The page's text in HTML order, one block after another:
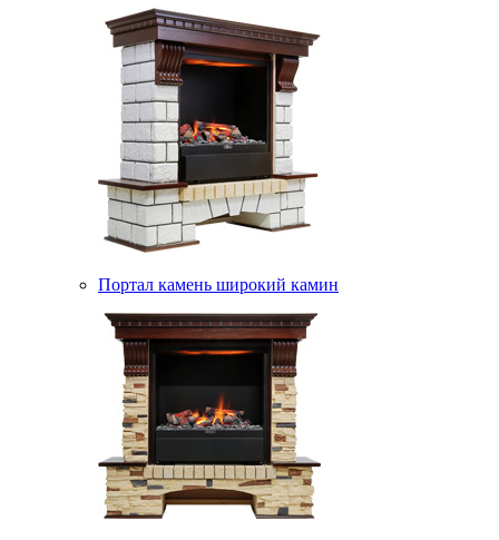
Портал камень широкий камин